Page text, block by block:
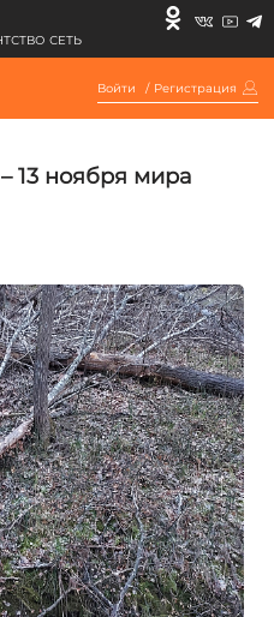
СЕТЬ
Войти / Регистрация
13 ноября мира